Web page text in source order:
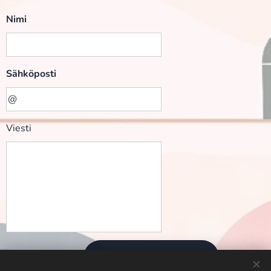
kehittäminen on tärkeää niin festivaalikävijöiden
Opinnäytetyö tuottaa Shyh ry:lle tutkittua ja
käytännönläheistä tietoa
tueksi.
Opinnäytetyö on julkaistu Theseuksessa ja on
Nimi
Sähköposti
Viesti